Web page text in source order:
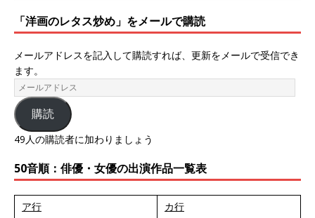
「洋画のレタス炒め」をメールで購読
メールアドレスを記入して購読すれば、更新をメールで受信でき
ます。
購読
49人の購読者に加わりましょう
50音順：俳優・女優の出演作品一覧表
ア行 カ行